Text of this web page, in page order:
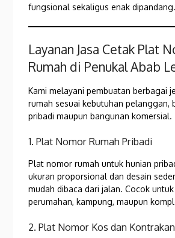
fungsional sekaligus enak dipandang.
Layanan Jasa Cetak Plat
Rumah di Penukal Abab
Kami melayani pembuatan berbagai
rumah sesuai kebutuhan pelanggan,
pribadi maupun bangunan komersial.
1. Plat Nomor Rumah Pribadi
Plat nomor rumah untuk hunian
ukuran proporsional dan desain
mudah dibaca dari jalan. Cocok
perumahan, kampung, maupun
2. Plat Nomor Kos dan Kontrakan